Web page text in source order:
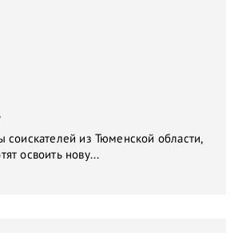
из Тюменской области,
освоить нову...